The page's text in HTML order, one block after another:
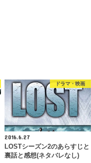
ドラマ・映画
2016.6.27
LOSTシーズン2のあらすじと
裏話と感想(ネタバレなし)